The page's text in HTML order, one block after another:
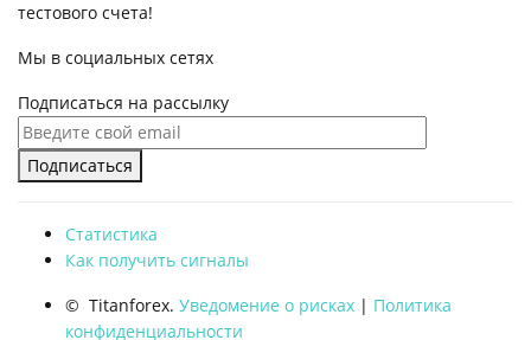
тестового счета!
Мы в социальных сетях
Подписаться на рассылку
Подписаться
Статистика
Как получить сигналы
© Titanforex. Уведомение о рисках | Политика
конфиденциальности